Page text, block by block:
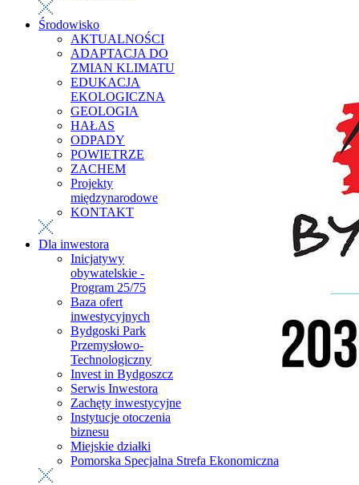
Środowisko
AKTUALNOŚCI
ADAPTACJA DO
ZMIAN KLIMATU
EDUKACJA
EKOLOGICZNA
GEOLOGIA
HAŁAS
ODPADY
POWIETRZE
ZACHEM
Projekty
międzynarodowe
KONTAKT
Dla inwestora
Inicjatywy
obywatelskie -
Program 25/75
Baza ofert
inwestycyjnych
Bydgoski Park
Przemysłowo-
Technologiczny
Invest in Bydgoszcz
Serwis Inwestora
Zachęty inwestycyjne
Instytucje otoczenia
biznesu
Miejskie działki
Pomorska Specjalna Strefa Ekonomiczna